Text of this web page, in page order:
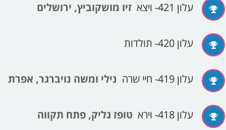
עלון 421- ויצא זיו מושקוביץ, ירושלים
עלון 420- תולדות
עלון 419- חיי שרה נילי ומשה נויברגר, אפרת
עלון 418- וירא טופז גליק, פתח תקווה